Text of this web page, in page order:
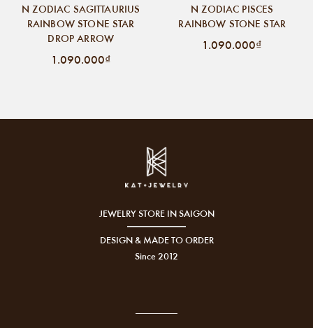
N ZODIAC SAGITTAURIUS
RAINBOW STONE STAR
DROP ARROW
1.090.000₫
N ZODIAC PISCES
RAINBOW STONE STAR
1.090.000₫
JEWELRY STORE IN SAIGON
DESIGN & MADE TO ORDER
Since 2012